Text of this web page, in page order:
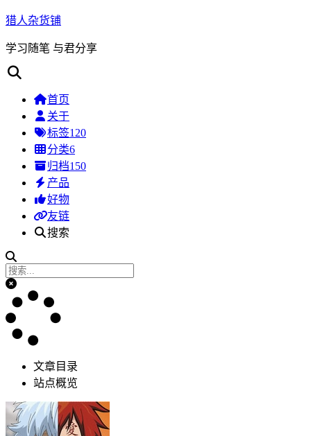
猎人杂货铺
学习随笔 与君分享
首页
关于
标签120
分类6
归档150
产品
好物
友链
搜索
文章目录
站点概览